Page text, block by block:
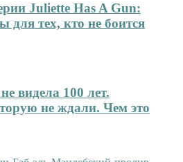
Juliette Has A Gun:
для тех, кто не боится
видела 100 лет.
не ждали. Чем это